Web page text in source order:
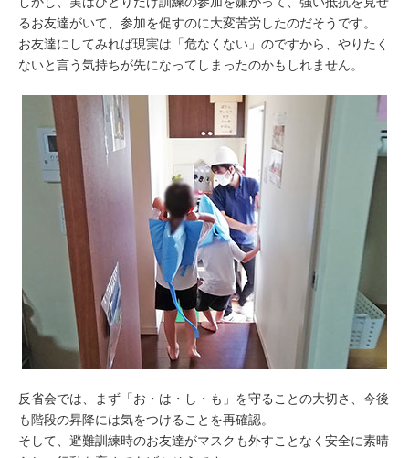
るお友達がいて、参加を促すのに大変苦労したのだそうです。
お友達にしてみれば現実は「危なくない」のですから、やりたく
ないと言う気持ちが先になってしまったのかもしれません。
反省会では、まず「お・は・し・も」を守ることの大切さ、今後
も階段の昇降には気をつけることを再確認。
そして、避難訓練時のお友達がマスクも外すことなく安全に素晴